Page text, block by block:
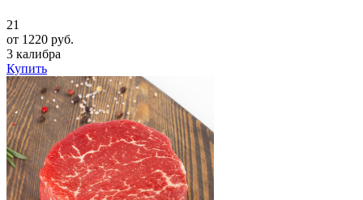
21
от 1220 руб.
3 калибра
Купить